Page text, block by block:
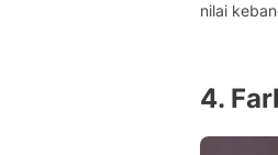
nilai
4.